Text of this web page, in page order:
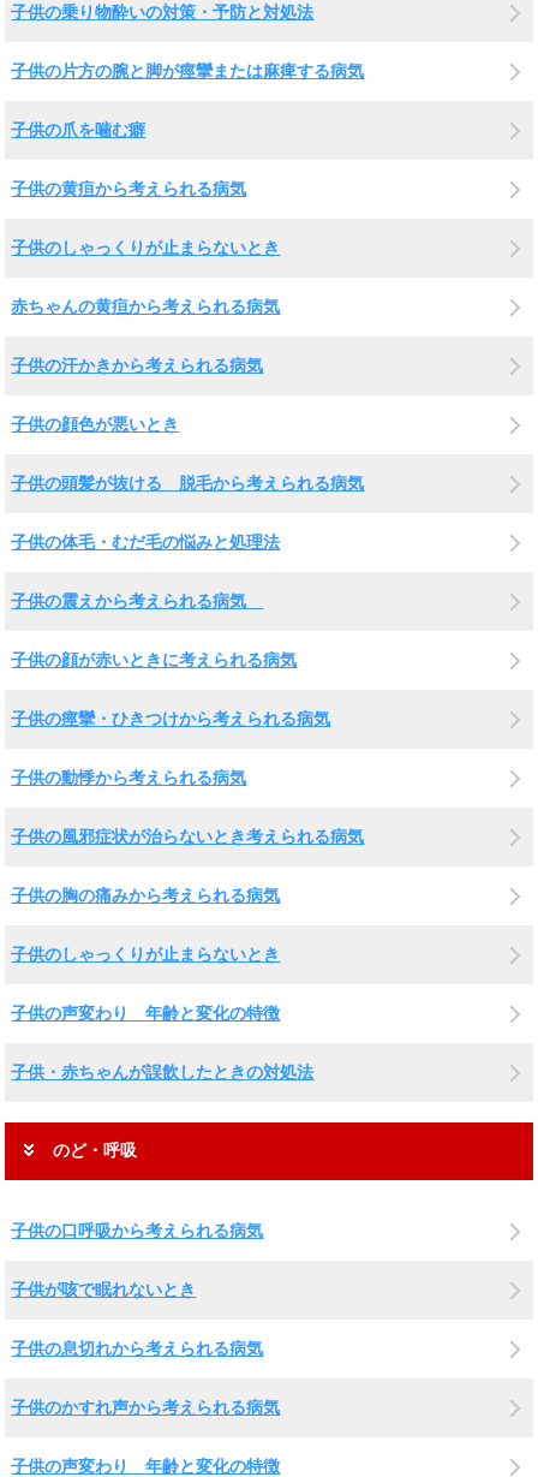
子供の乗り物酔いの対策・予防と対処法
子供の片方の腕と脚が痙攣または麻痺する病気
子供の爪を噛む癖
子供の黄疸から考えられる病気
子供のしゃっくりが止まらないとき
赤ちゃんの黄疸から考えられる病気
子供の汗かきから考えられる病気
子供の顔色が悪いとき
子供の頭髪が抜ける 脱毛から考えられる病気
子供の体毛・むだ毛の悩みと処理法
子供の震えから考えられる病気
子供の顔が赤いときに考えられる病気
子供の痙攣・ひきつけから考えられる病気
子供の動悸から考えられる病気
子供の風邪症状が治らないとき考えられる病気
子供の胸の痛みから考えられる病気
子供のしゃっくりが止まらないとき
子供の声変わり 年齢と変化の特徴
子供・赤ちゃんが誤飲したときの対処法
のど・呼吸
子供の口呼吸から考えられる病気
子供が咳で眠れないとき
子供の息切れから考えられる病気
子供のかすれ声から考えられる病気
子供の声変わり 年齢と変化の特徴